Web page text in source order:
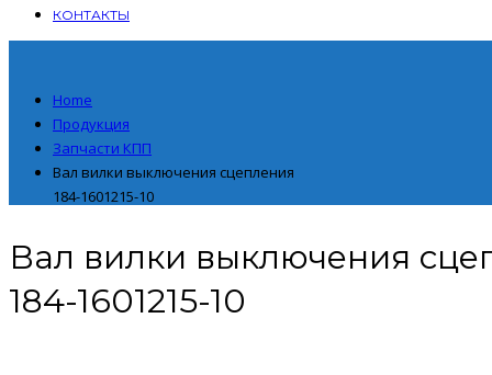
КОНТАКТЫ
Home
Продукция
Запчасти КПП
Вал вилки выключения сцепления
184-1601215-10
Вал вилки выключения
184-1601215-10